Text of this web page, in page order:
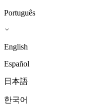
Português
English
Español
日本語
한국어